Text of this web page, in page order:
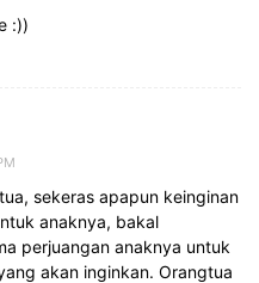
:))
sekeras apapun keinginan
anaknya, bakal
perjuangan anaknya untuk
akan inginkan. Orangtua